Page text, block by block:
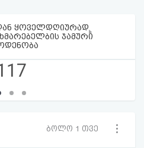
ყოველდღიურად
ჯამური
›
ბოლო 1 თვე